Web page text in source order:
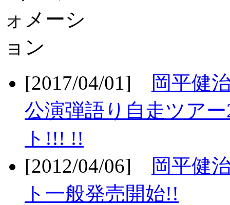
[2017/04/01]
岡平健
公演弾語り自走ツア
ト!!! !!
[2012/04/06]
岡平健
ト一般発売開始!!